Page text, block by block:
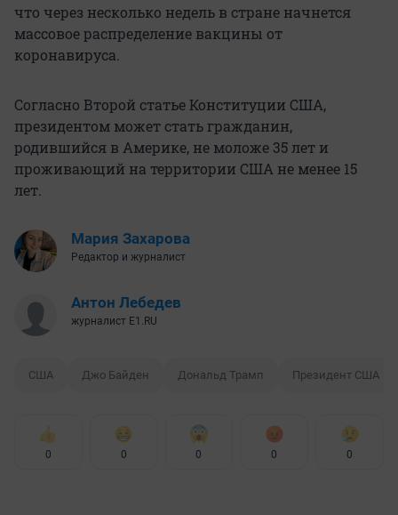
что через несколько недель в стране начнется
массовое распределение вакцины от
коронавируса.
Согласно Второй статье Конституции США,
президентом может стать гражданин,
родившийся в Америке, не моложе 35 лет и
проживающий на территории США не менее 15
лет.
Мария Захарова
Редактор и журналист
Антон Лебедев
журналист E1.RU
США Джо Байден Дональд Трамп Президент США
0 0 0 0 0